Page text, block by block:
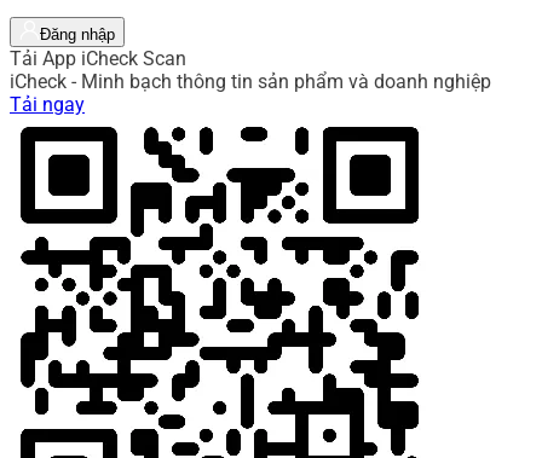
Đăng nhập
Tải App iCheck Scan
iCheck - Minh bạch thông tin sản phẩm và doanh nghiệp
Tải ngay